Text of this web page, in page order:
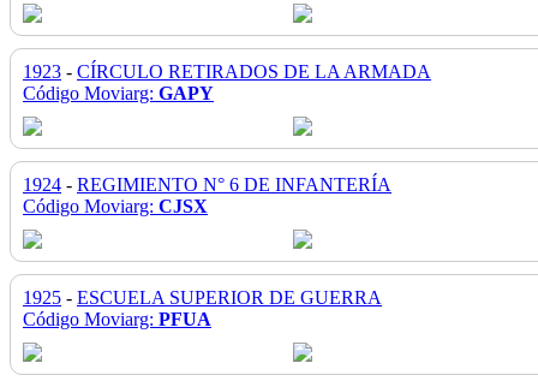
1923 - CÍRCULO RETIRADOS DE LA ARMADA
Código Moviarg: GAPY
1924 - REGIMIENTO N° 6 DE INFANTERÍA
Código Moviarg: CJSX
1925 - ESCUELA SUPERIOR DE GUERRA
Código Moviarg: PFUA